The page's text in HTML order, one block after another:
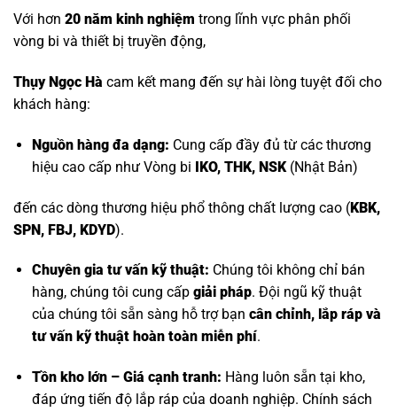
Với hơn 20 năm kinh nghiệm trong lĩnh vực phân phối
vòng bi và thiết bị truyền động,
Thụy Ngọc Hà cam kết mang đến sự hài lòng tuyệt đối cho
khách hàng:
Nguồn hàng đa dạng: Cung cấp đầy đủ từ các thương
hiệu cao cấp nhưVòng bi IKO, THK, NSK(Nhật Bản)
đến các dòng thương hiệu phổ thông chất lượng cao (KBK,
SPN, FBJ, KDYD).
Chuyên gia tư vấn kỹ thuật: Chúng tôi không chỉ bán
hàng, chúng tôi cung cấp giải pháp. Đội ngũ kỹ thuật
của chúng tôi sẵn sàng hỗ trợ bạn cân chỉnh, lắp ráp và
tư vấn kỹ thuật hoàn toàn miễn phí.
Tồn kho lớn – Giá cạnh tranh: Hàng luôn sẵn tại kho,
đáp ứng tiến độ lắp ráp của doanh nghiệp. Chính sách